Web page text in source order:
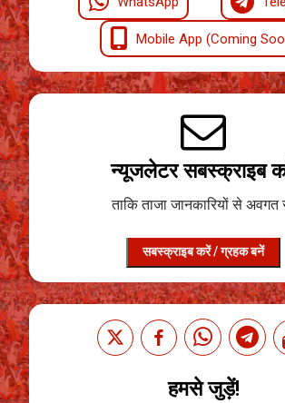
Mobile App (Coming
न्यूजलेटर सबस्क्राइब
ताकि ताजा जानकारियों से अवगत
सबस्क्राइब करें / ग्रहक बनें
हमसे जुड़ें!